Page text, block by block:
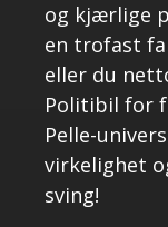
og kjærlige
en trofast
eller du
Politibil for
Pelle-
virkelighet
sving!